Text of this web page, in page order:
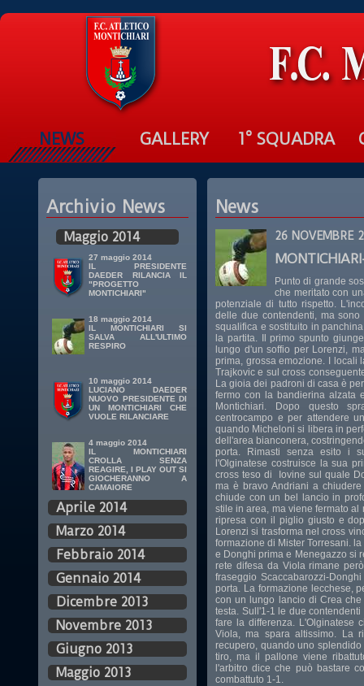
NEWS GALLERY 1° SQUADRA
Archivio News
Maggio 2014
27 maggio 2014
IL PRESIDENTE
DAEDER RILANCIA IL
"PROGETTO
MONTICHIARI"
18 maggio 2014
IL MONTICHIARI SI
SALVA ALL'ULTIMO
RESPIRO
10 maggio 2014
LUCIANO DAEDER
NUOVO PRESIDENTE DI
UN MONTICHIARI CHE
VUOLE RILANCIARE
4 maggio 2014
IL MONTICHIARI
CROLLA SENZA
REAGIRE, I PLAY OUT SI
GIOCHERANNO A
CAMAIORE
Aprile 2014
Marzo 2014
Febbraio 2014
Gennaio 2014
Dicembre 2013
Novembre 2013
Giugno 2013
Maggio 2013
News
26 NOVEMBRE
Punto di grande
che meritato con
potenziale di tutto rispetto.
delle due contendenti, ma
squalifica e sostituito in
la partita. Il primo spunto
lungo d'un soffio per Lorenzi,
prima, grossa emozione. I locali
Trajkovic e sul cross
La gioia dei padroni di casa è
fermo con la bandierina alzata
Montichiari. Dopo questo
centrocampo e per attendere
quando Micheloni si libera in
dell'area bianconera,
porta. Rimasti senza esito i
l'Olginatese costruisce la sua
cross teso di Iovine sul quale
ma è bravo Andriani a
chiude con un bel lancio in
stile in area, ma viene fermato
ripresa con il piglio giusto e
Lorenzi si trasforma nel cross
formazione di Mister Torresani.
e Donghi prima e Menegazzo si
rete difesa da Viola rimane
fraseggio Scaccabarozzi-
porta. La formazione lecchese,
con un lungo lancio di Crea
testa. Sull'1-1 le due
fare la differenza.
Viola, ma spara altissimo. La
recupero, quando uno
tiro, ma il pallone viene
l'arbitro dice che può bastare
combattuto 1-1.